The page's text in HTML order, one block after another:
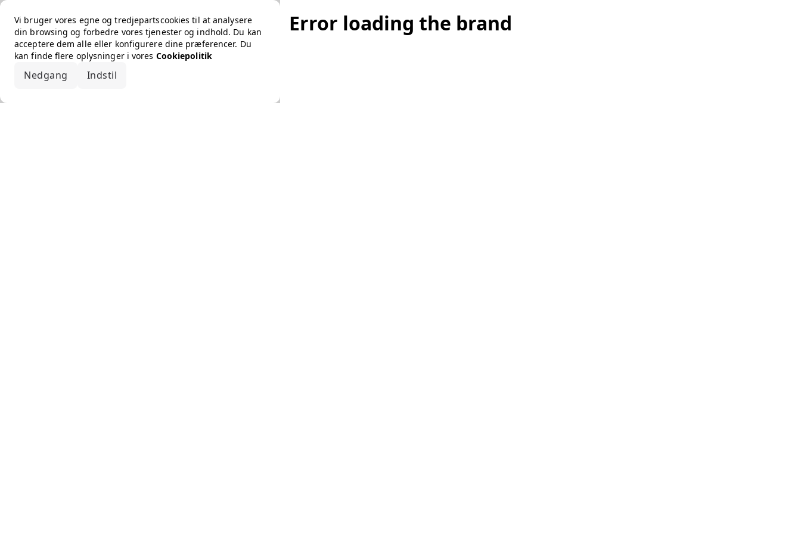
Vi bruger vores egne og tredjepartscookies til at analysere
din browsing og forbedre vores tjenester og indhold. Du kan
acceptere dem alle eller konfigurere dine præferencer. Du
kan finde flere oplysninger i vores Cookiepolitik
Nedgang Indstil
Error loading the brand